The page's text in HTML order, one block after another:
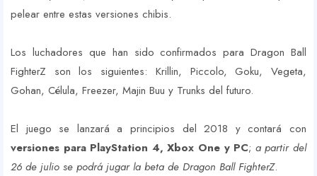
pelear entre estas versiones chibis.
Los luchadores que han sido confirmados para Dragon Ball
FighterZ son los siguientes: Krillin, Piccolo, Goku, Vegeta,
Gohan, Célula, Freezer, Majin Buu y Trunks del futuro.
El juego se lanzará a principios del 2018 y contará con
versiones para PlayStation 4, Xbox One y PC; a partir del
26 de julio se podrá jugar la beta de Dragon Ball FighterZ.